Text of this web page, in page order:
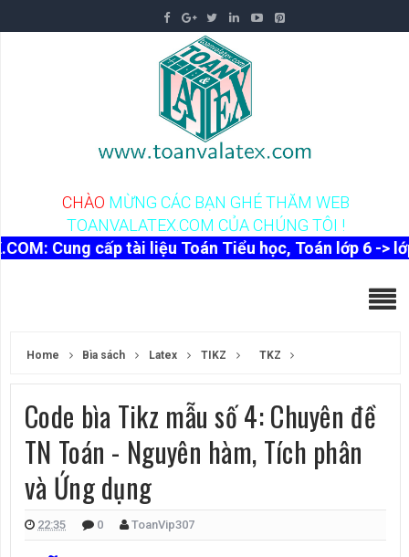
CHÀO MỪNG CÁC BẠN GHÉ THĂM WEB
TOANVAL ATEX.COM CỦA CHÚNG TÔI !
cấp tài liệu Toán Tiểu học, Toán lớp 6 -> lớp 12,
Home Bìa sách Latex TIKZ TKZ
Code bìa Tikz mẫu số 4: Chuyên đề
TN Toán - Nguyên hàm, Tích phân
và Ứng dụng
22:35 0 ToanVip307